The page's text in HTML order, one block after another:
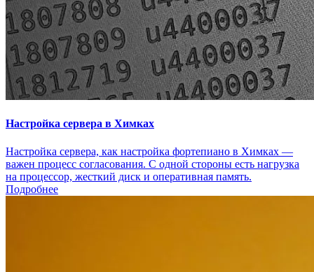
Настройка сервера в Химках
Настройка сервера, как настройка фортепиано в Химках —
важен процесс согласования. С одной стороны есть нагрузка
на процессор, жесткий диск и оперативная память.
Подробнее